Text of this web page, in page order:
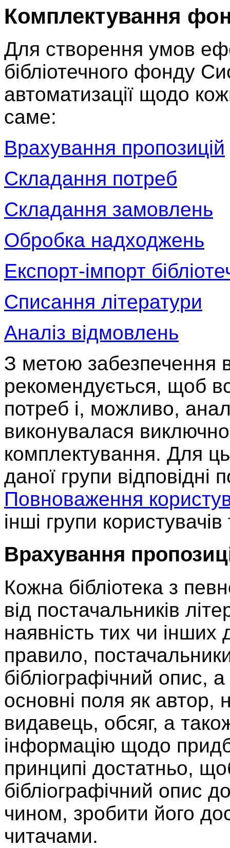
Комплектування
Для створення умов
бібліотечного фонду
автоматизації щодо
саме:
Врахування пропозицій
Складання потреб
Складання замовлень
Обробка надходжень
Експорт-імпорт
Списання літератури
Аналіз відмовлень
З метою забезпечення
рекомендується, щоб
потреб і, можливо,
виконувалася
комплектування. Для
даної групи
Повноваження
інші групи
Врахування
Кожна бібліотека з
від постачальників
наявність тих чи
правило,
бібліографічний опис,
основні поля як автор,
видавець, обсяг, а
інформацію щодо
принципі достатньо,
бібліографічний опис
чином, зробити його
читачами.